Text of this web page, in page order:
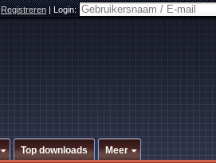
Registreren|Login:
Top downloads Meer